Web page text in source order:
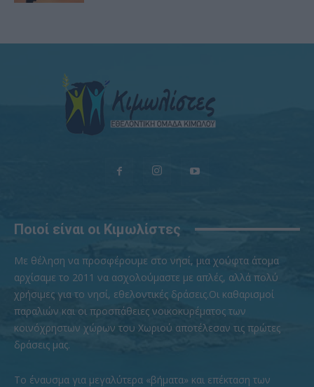
Ποιοί είναι οι Κιμωλίστες
Με θέληση να προσφέρουμε στο νησί, μια χούφτα άτομα
αρχίσαμε το 2011 να ασχολούμαστε με απλές, αλλά πολύ
χρήσιμες για το νησί, εθελοντικές δράσεις.Οι καθαρισμοί
παραλιών και οι προσπάθειες νοικοκυρέματος των
κοινόχρηστων χώρων του Χωριού αποτέλεσαν τις πρώτες
δράσεις μας.
To έναυσμα για μεγαλύτερα «βήματα» και επέκταση των